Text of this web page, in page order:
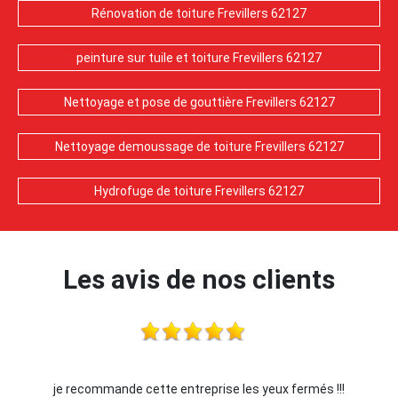
Rénovation de toiture Frevillers 62127
peinture sur tuile et toiture Frevillers 62127
Nettoyage et pose de gouttière Frevillers 62127
Nettoyage demoussage de toiture Frevillers 62127
Hydrofuge de toiture Frevillers 62127
Les avis de nos clients
je recommande cette entreprise les yeux fermés !!!